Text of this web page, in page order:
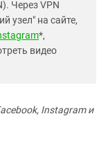
Через VPN
узел" на сайте,
*,
видео
Instagram и